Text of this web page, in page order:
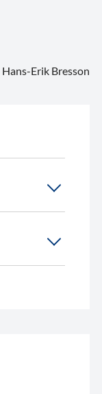
Hans-Erik Bresson